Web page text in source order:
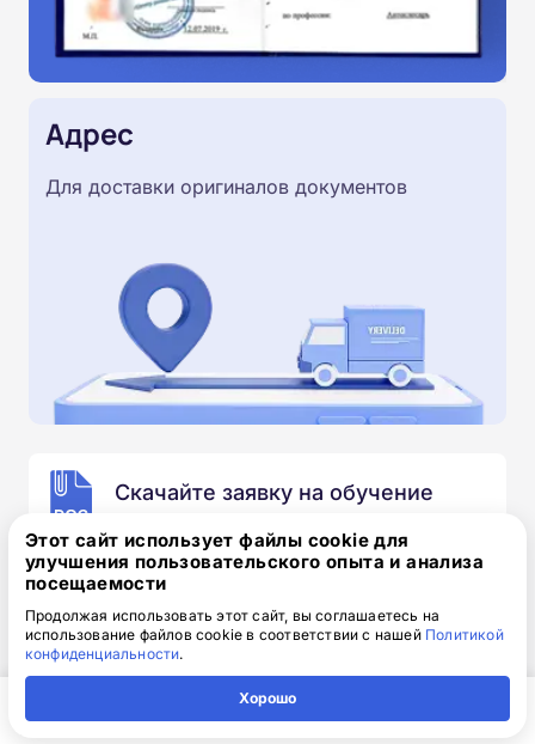
Адрес
Для доставки оригиналов документов
Скачайте заявку на обучение
Скачайте шаблон, заполните и отправьте по
электронной почте
Обязательно укажите контактный номер телефон.
Наш специалист свяжется с вами и утонит все
детали.
Этот сайт использует файлы cookie для
улучшения пользовательского опыта и анализа
посещаемости
Продолжая использовать этот сайт, вы соглашаетесь на
использование файлов cookie в соответствии с нашей Политикой
конфиденциальности.
Хорошо